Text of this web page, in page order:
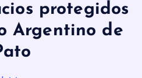
protegidos
Argentino de